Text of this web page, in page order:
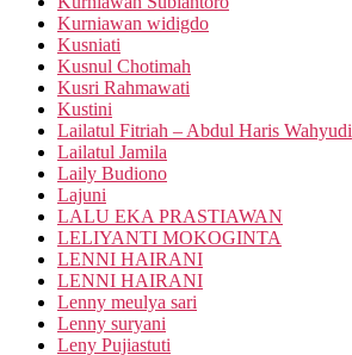
Kurniawan widigdo
Kusniati
Kusnul Chotimah
Kusri Rahmawati
Kustini
Lailatul Fitriah – Abdul Haris Wahyudi
Lailatul Jamila
Laily Budiono
Lajuni
LALU EKA PRASTIAWAN
LELIYANTI MOKOGINTA
LENNI HAIRANI
LENNI HAIRANI
Lenny meulya sari
Lenny suryani
Leny Pujiastuti